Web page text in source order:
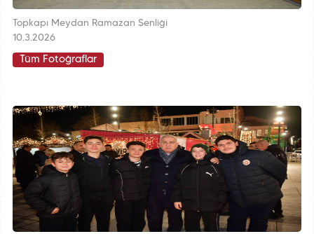
Topkapı Meydan Ramazan Şenliği
10.3.2026
Tüm Fotoğraflar